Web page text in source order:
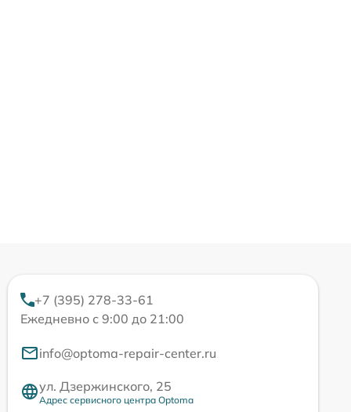
+7 (395) 278-33-61
Ежедневно с 9:00 до 21:00
info@optoma-repair-center.ru
ул. Дзержинского, 25
Адрес сервисного центра Optoma